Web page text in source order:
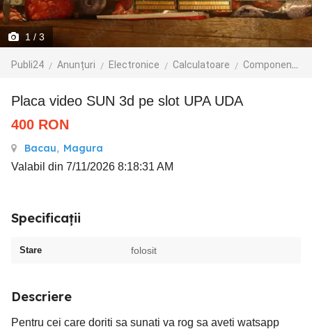
1 / 3
Publi24 Anunțuri Electronice Calculatoare Componente
placa video SUN 3d pe slot UPA UDA
400 RON
Bacau, Magura
Valabil din 7/11/2026 8:18:31 AM
Specificații
Stare folosit
Descriere
Pentru cei care doriti sa sunati va rog sa aveti watsapp